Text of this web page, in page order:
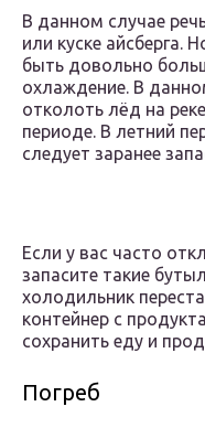
В данном случае
или куске айсберга.
быть довольно
охлаждение. В
отколоть лёд на
периоде. В летний
следует заранее
Если у вас часто
запасите такие
холодильник
контейнер с
сохранить еду и
Погреб